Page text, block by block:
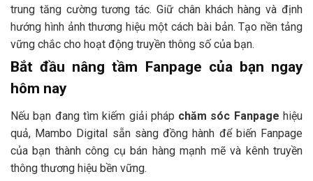
trung tăng cường tương tác. Giữ chân khách hàng và định
hướng hình ảnh thương hiệu một cách bài bản. Tạo nền tảng
vững chắc cho hoạt động truyền thông số của bạn.
Bắt đầu nâng tầm Fanpage của bạn ngay
hôm nay
Nếu bạn đang tìm kiếm giải pháp chăm sóc Fanpage hiệu
quả, Mambo Digital sẵn sàng đồng hành để biến Fanpage
của bạn thành công cụ bán hàng mạnh mẽ và kênh truyền
thông thương hiệu bền vững.